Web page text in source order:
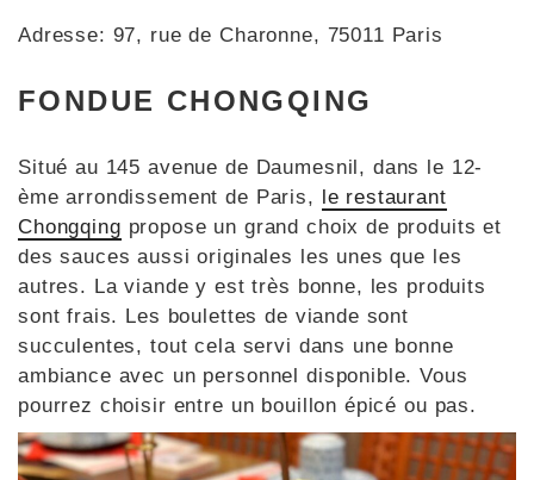
Adresse: 97, rue de Charonne, 75011 Paris
FONDUE CHONGQING
Situé au 145 avenue de Daumesnil, dans le 12-
ème arrondissement de Paris, le restaurant
Chongqing propose un grand choix de produits et
des sauces aussi originales les unes que les
autres. La viande y est très bonne, les produits
sont frais. Les boulettes de viande sont
succulentes, tout cela servi dans une bonne
ambiance avec un personnel disponible. Vous
pourrez choisir entre un bouillon épicé ou pas.